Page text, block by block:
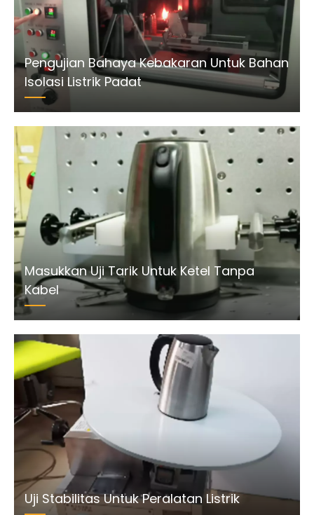
Pengujian Bahaya Kebakaran Untuk Bahan
Isolasi Listrik Padat
Masukkan Uji Tarik Untuk Ketel Tanpa
Kabel
Uji Stabilitas Untuk Peralatan Listrik